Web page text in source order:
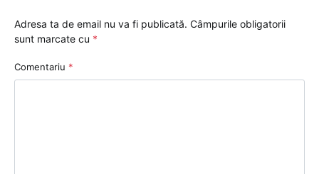
Adresa ta de email nu va fi publicată. Câmpurile obligatorii
sunt marcate cu *
Comentariu *